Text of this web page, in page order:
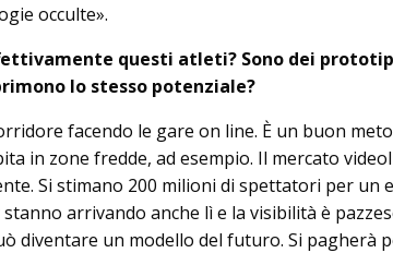
occulte».
questi atleti? Sono dei
lo stesso potenziale?
facendo le gare on line. È un buon
in zone fredde, ad esempio. Il mercato
Si stimano 200 milioni di spettatori per un
arrivando anche lì e la visibilità è
diventare un modello del futuro. Si pagherà